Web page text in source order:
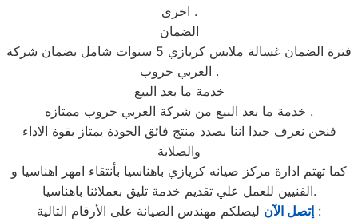
اخرى .
الضمان
فترة الضمان غسالة ملابس كريازي 5 سنوات شامل بضمان شركة
العربي جروب .
خدمة ما بعد البيع
خدمة ما بعد البيع من شركة العربي جروب ممتازه .
فنحن نعرف جيدا اننا بصدد منتج فائق الجودة يمتاز بقوة الاداء
والصلابة
كما تهتم ادارة مركز صيانه كريازي باهناسيا بأنتقاء امهر اهناسيا و
الفنيين للعمل علي تقديم خدمة تليق بعملائنا باهناسيا.
إتصل الآن ليصلكم مهندس الصيانة على الأرقام التالية :